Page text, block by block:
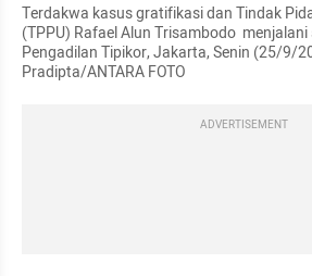
Terdakwa kasus gratifikasi dan Tindak
(TPPU) Rafael Alun Trisambodo
Pengadilan Tipikor, Jakarta, Senin (25/9/
Pradipta/ANTARA FOTO
ADVERTISEMENT